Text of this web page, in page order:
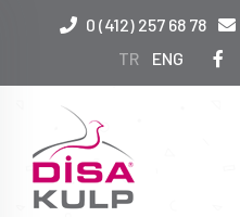
0 (412) 257 68 78
TR
ENG